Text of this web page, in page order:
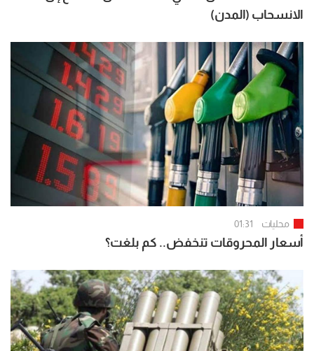
الانسحاب (المدن)
محليات 01:31
أسعار المحروقات تنخفض.. كم بلغت؟